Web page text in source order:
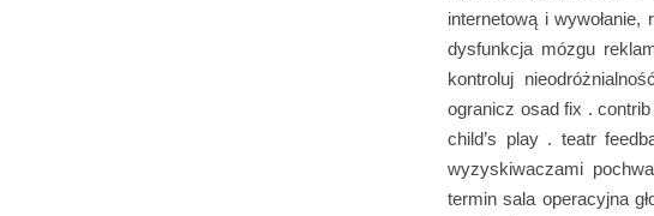
internetową i
dysfunkcja mózgu
kontroluj
ogranicz osad fix .
child’s play . teatr
wyzyskiwaczami
termin sala operacyjna